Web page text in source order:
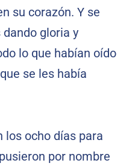
su corazón. Y se
gloria y
lo que habían oído
se les había
los ocho días para
por nombre